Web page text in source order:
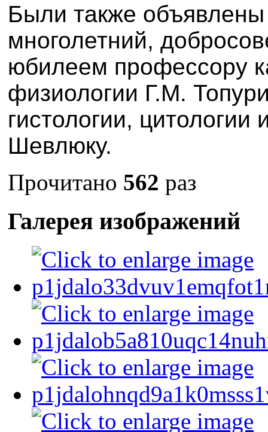
Были также объявлены
многолетний,
юбилеем профессору
физиологии Г.М.
гистологии,
Шевлюку.
Прочитано 562 раз
Галерея изображений